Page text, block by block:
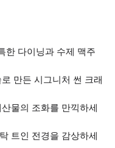
한 다이닝과 수제 맥주
만든 시그니처 썬 크래
물의 조화를 만끽하세
트인 전경을 감상하세